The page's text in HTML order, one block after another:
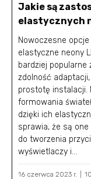
Jakie są
elastycznych
Nowoczesne
elastyczne neony
bardziej popularne
zdolność
prostotę instalacji.
formowania
dzięki ich
sprawia, że są
do tworzenia
wyświetlaczy i...
16 czerwca 2023 r.